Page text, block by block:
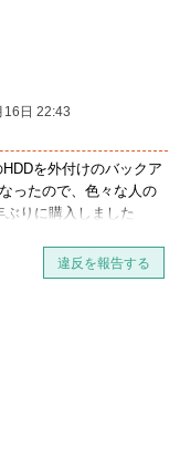
16日 22:43
を外付けのバックア
ったので、色々な人の
りに購入しました
がほとんどせず
います！
きちんと箱や緩衝材が
違反を報告する